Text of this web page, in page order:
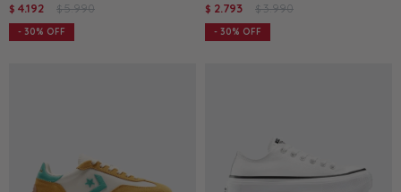
$ 4.192 $ 5.990
30
$ 2.793 $ 3.990
30